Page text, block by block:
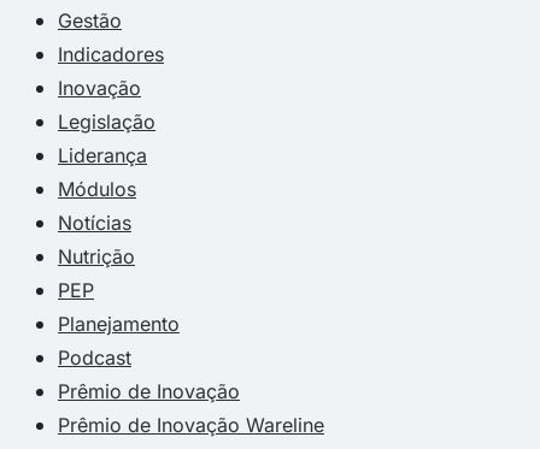
Gestão
Indicadores
Inovação
Legislação
Liderança
Módulos
Notícias
Nutrição
PEP
Planejamento
Podcast
Prêmio de Inovação
Prêmio de Inovação Wareline